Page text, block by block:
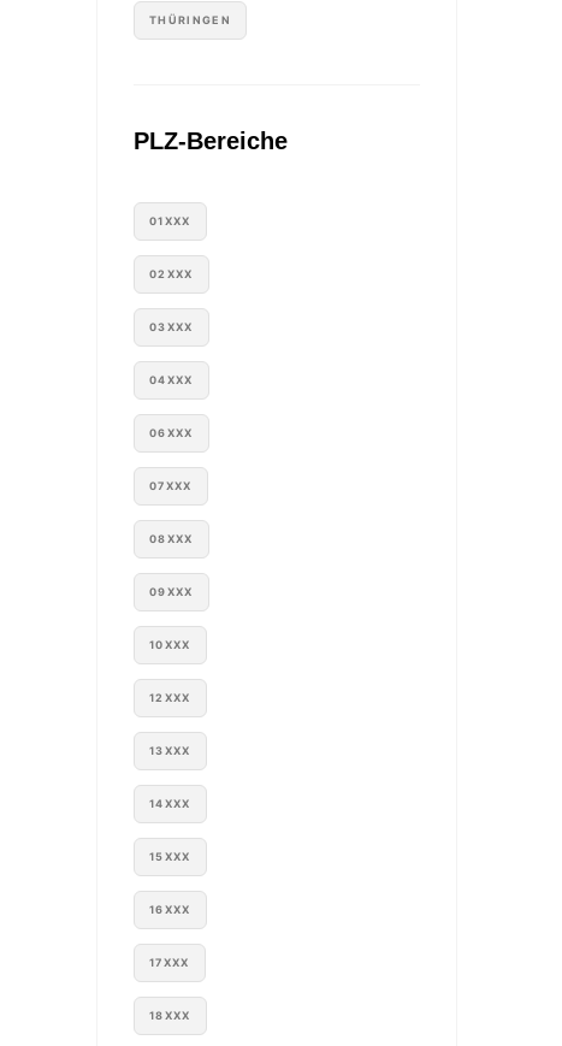
THÜRINGEN
PLZ-Bereiche
01XXX
02XXX
03XXX
04XXX
06XXX
07XXX
08XXX
09XXX
10XXX
12XXX
13XXX
14XXX
15XXX
16XXX
17XXX
18XXX